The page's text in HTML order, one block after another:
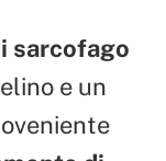
sarcofago
e un